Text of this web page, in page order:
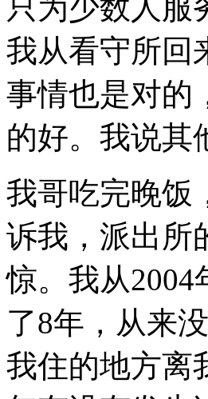
只为少数人服
我从看守所回
事情也是对的
的好。我说其
我哥吃完晚饭
诉我，派出所
惊。我从2004
了8年，从来
我住的地方离